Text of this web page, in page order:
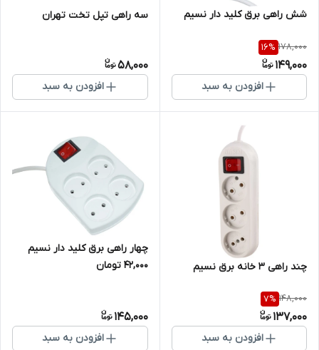
شش راهی برق کلید دار نسیم
178,000
16%
149,000
افزودن به سبد
سه راهی تپل تخت تهران
58,000
افزودن به سبد
چند راهی 3 خانه برق نسیم
148,000
7%
137,000
افزودن به سبد
چهار راهی برق کلید دار نسیم
۴۲,۰۰۰ تومان
145,000
افزودن به سبد